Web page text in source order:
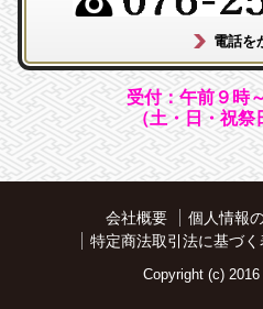
受付：午前９時
（土・日・祝祭
会社概要
個人情報
特定商法取引法に基づく
Copyright (c)